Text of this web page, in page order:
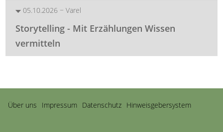
05.10.2026 − Varel
Storytelling - Mit Erzählungen Wissen
vermitteln
Navigation
überspringen
Über uns Impressum Datenschutz Hinweisgebersystem